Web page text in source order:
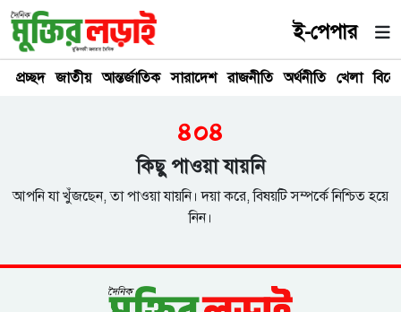
ই-পেপার
প্রচ্ছদ জাতীয় আন্তর্জাতিক সারাদেশ রাজনীতি অর্থনীতি খেলা
৪০৪
কিছু পাওয়া যায়নি
আপনি যা খুঁজছেন, তা পাওয়া যায়নি। দয়া করে, বিষয়টি সম্পর্কে নিশ্চিত হয়ে
নিন।